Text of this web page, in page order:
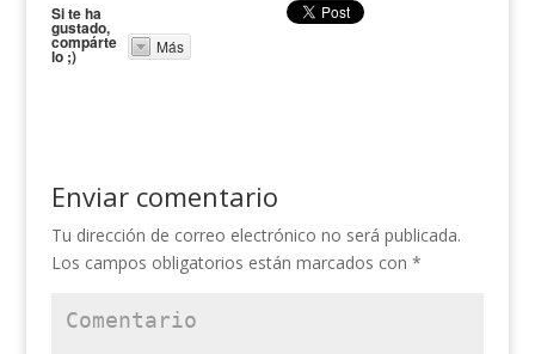
Si te ha
gustado,
compárte
lo ;) Más
Enviar comentario
Tu dirección de correo electrónico no será publicada.
Los campos obligatorios están marcados con *